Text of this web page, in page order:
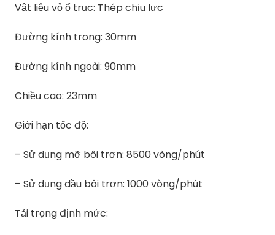
Vật liệu vỏ ổ trục: Thép chịu lực
Đường kính trong: 30mm
Đường kính ngoài: 90mm
Chiều cao: 23mm
Giới hạn tốc độ:
– Sử dụng mỡ bôi trơn: 8500 vòng/phút
– Sử dụng dầu bôi trơn: 1000 vòng/phút
Tải trọng định mức: